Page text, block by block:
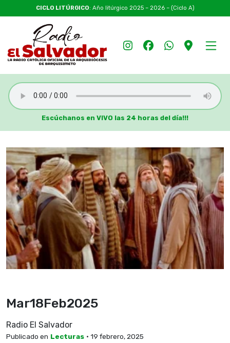
CICLO LITÚRGICO: Año litúrgico 2025 – 2026 – (Ciclo A)
Escúchanos en VIVO las 24 horas del día!!!
Mar18Feb2025
Radio El Salvador
Publicado en Lecturas • 19 febrero, 2025